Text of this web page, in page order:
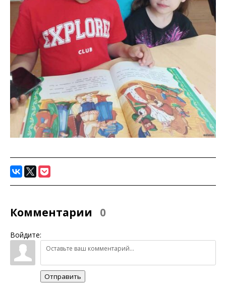
Комментарии 0
Войдите:
Отправить